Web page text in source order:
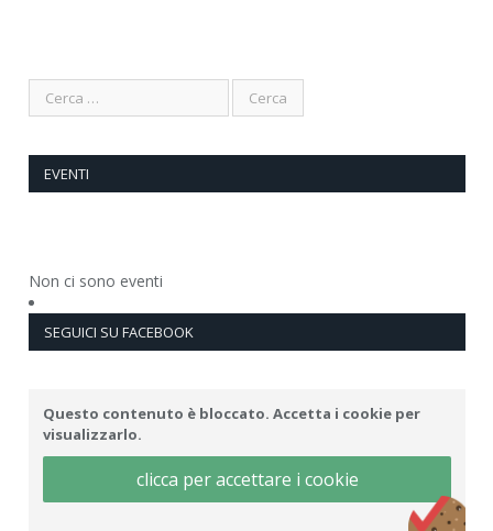
EVENTI
Non ci sono eventi
SEGUICI SU FACEBOOK
Questo contenuto è bloccato. Accetta i cookie per
visualizzarlo.
clicca per accettare i cookie